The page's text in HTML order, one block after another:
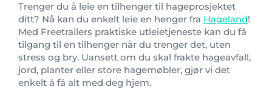
Trenger du å leie en tilhenger til hageprosjektet
ditt? Nå kan du enkelt leie en henger fra Hageland!
Med Freetrailers praktiske utleietjeneste kan du få
tilgang til en tilhenger når du trenger det, uten
stress og bry. Uansett om du skal frakte hageavfall,
jord, planter eller store hagemøbler, gjør vi det
enkelt å få alt med deg hjem.